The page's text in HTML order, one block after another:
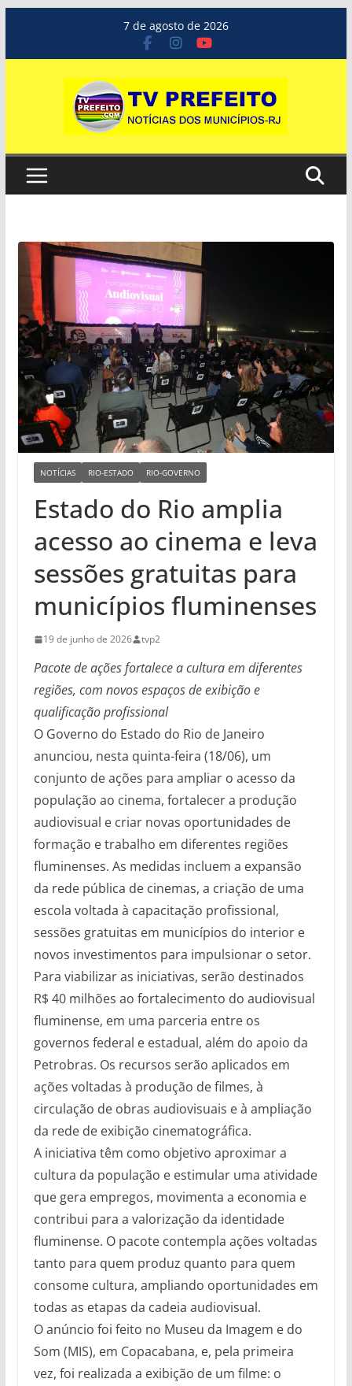
o
7 de agosto de 2026
NOTÍCIAS RIO-ESTADO RIO-GOVERNO
Estado do Rio amplia
acesso ao cinema e leva
sessões gratuitas para
municípios fluminenses
19 de junho de 2026 tvp2
Pacote de ações fortalece a cultura em diferentes
regiões, com novos espaços de exibição e
qualificação profissional
O Governo do Estado do Rio de Janeiro
anunciou, nesta quinta-feira (18/06), um
conjunto de ações para ampliar o acesso da
população ao cinema, fortalecer a produção
audiovisual e criar novas oportunidades de
formação e trabalho em diferentes regiões
fluminenses. As medidas incluem a expansão
da rede pública de cinemas, a criação de uma
escola voltada à capacitação profissional,
sessões gratuitas em municípios do interior e
novos investimentos para impulsionar o setor.
Para viabilizar as iniciativas, serão destinados
R$ 40 milhões ao fortalecimento do audiovisual
fluminense, em uma parceria entre os
governos federal e estadual, além do apoio da
Petrobras. Os recursos serão aplicados em
ações voltadas à produção de filmes, à
circulação de obras audiovisuais e à ampliação
da rede de exibição cinematográfica.
A iniciativa têm como objetivo aproximar a
cultura da população e estimular uma atividade
que gera empregos, movimenta a economia e
contribui para a valorização da identidade
fluminense. O pacote contempla ações voltadas
tanto para quem produz quanto para quem
consome cultura, ampliando oportunidades em
todas as etapas da cadeia audiovisual.
O anúncio foi feito no Museu da Imagem e do
Som (MIS), em Copacabana, e, pela primeira
vez, foi realizada a exibição de um filme: o